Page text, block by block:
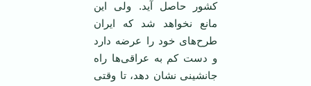
کشور حاصل آيد. ولی اين
مانع نخواهد شد که ايران
طرح‌های خود را عرضه دارد
و دست کم به عراقی‌ها راه
جانشينی نشان دهد، تا وقتی